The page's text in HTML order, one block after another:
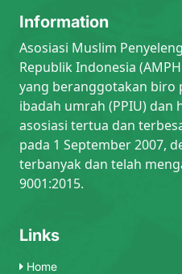
Information
Asosiasi Muslim
Republik Indonesia
yang beranggotakan biro
ibadah umrah (PPIU) dan
asosiasi tertua dan
pada 1 September 2007,
terbanyak dan telah
9001:2015.
Links
Home